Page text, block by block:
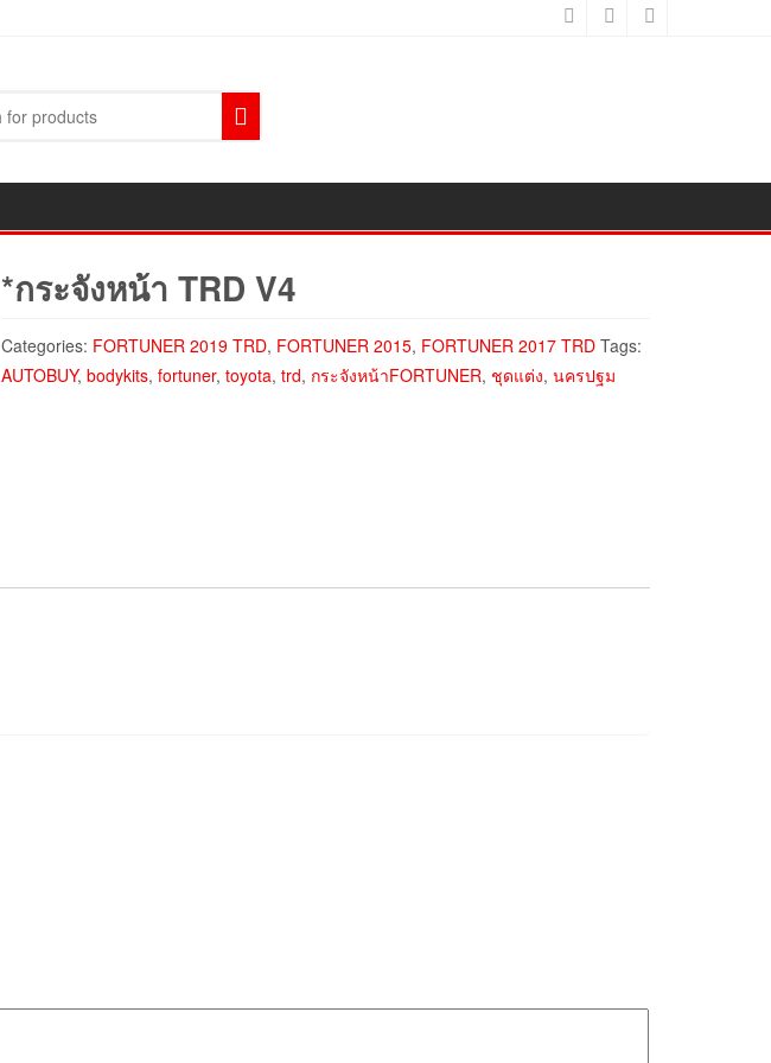
*กระจังหน้า TRD V4
Categories: FORTUNER 2019 TRD, FORTUNER 2015, FORTUNER 2017 TRD Tags:
AUTOBUY, bodykits, fortuner, toyota, trd, กระจังหน้าFORTUNER, ชุดแต่ง, นครปฐม